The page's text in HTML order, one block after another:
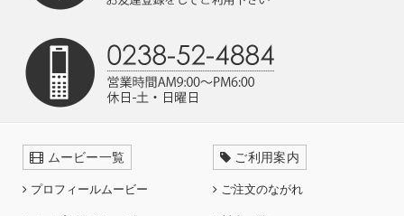
ムービー一覧
プロフィールムービー
ご利用案内
ご注文のながれ